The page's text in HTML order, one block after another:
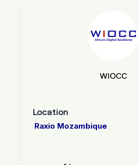
WIOCC
Location
Raxio Mozambique